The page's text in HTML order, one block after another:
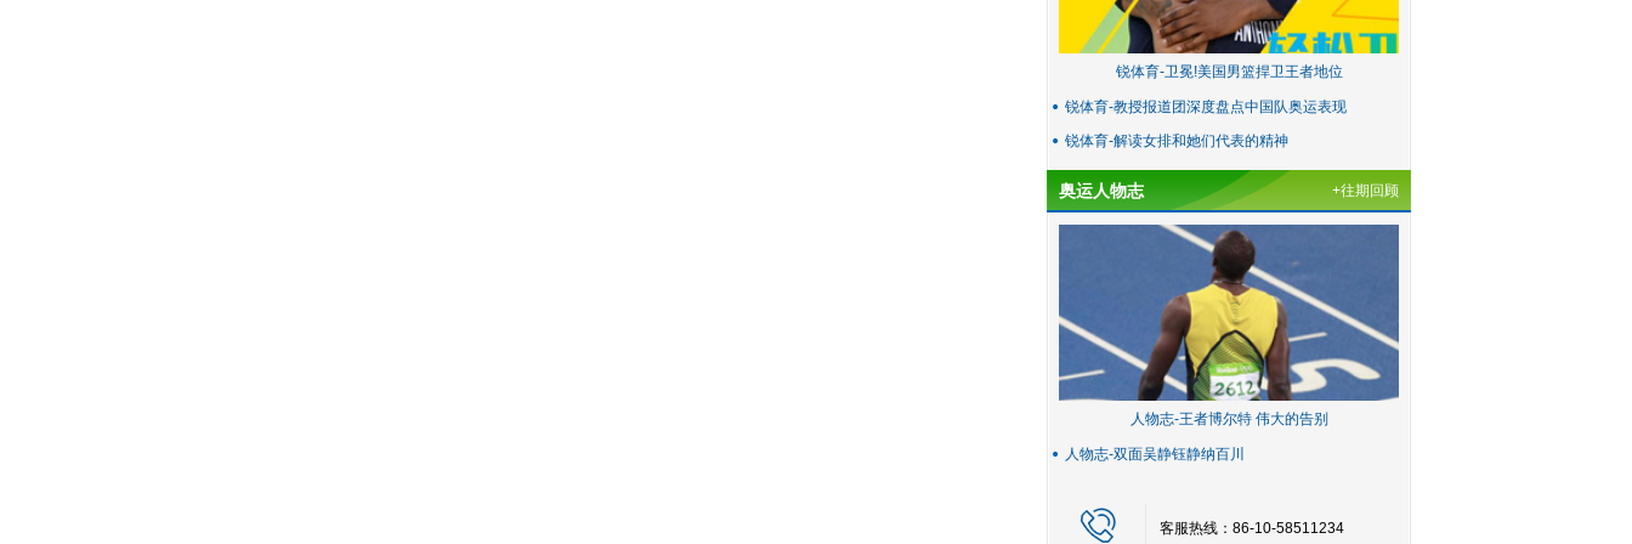
锐体育-卫冕!美国男篮捍卫王者地位
锐体育-教授报道团深度盘点中国队奥运表现
锐体育-解读女排和她们代表的精神
奥运人物志 +往期回顾
人物志-王者博尔特 伟大的告别
人物志-双面吴静钰静纳百川
客服热线：86-10-58511234